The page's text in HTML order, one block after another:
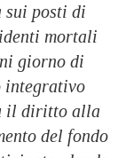
sui posti di
mortali
giorno di
integrativo
il diritto alla
del fondo